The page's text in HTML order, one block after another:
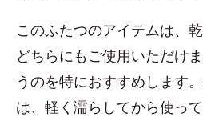
このふたつのアイテムは、
どちらにもご使用いただけ
うのを特におすすめします
は、軽く濡らしてから使っ